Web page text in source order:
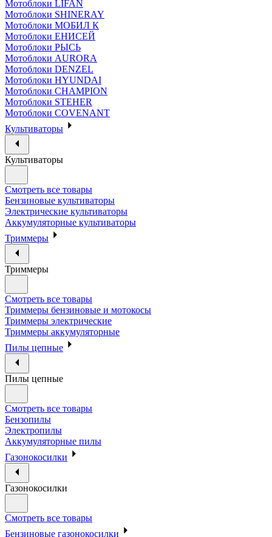
Мотоблоки LIFAN
Мотоблоки SHINERAY
Мотоблоки МОБИЛ К
Мотоблоки ЕНИСЕЙ
Мотоблоки РЫСЬ
Мотоблоки AURORA
Мотоблоки DENZEL
Мотоблоки HYUNDAI
Мотоблоки CHAMPION
Мотоблоки STEHER
Мотоблоки COVENANT
Культиваторы
Культиваторы
Смотреть все товары
Бензиновые культиваторы
Электрические культиваторы
Аккумуляторные культиваторы
Триммеры
Триммеры
Смотреть все товары
Триммеры бензиновые и мотокосы
Триммеры электрические
Триммеры аккумуляторные
Пилы цепные
Пилы цепные
Смотреть все товары
Бензопилы
Электропилы
Аккумуляторные пилы
Газонокосилки
Газонокосилки
Смотреть все товары
Бензиновые газонокосилки